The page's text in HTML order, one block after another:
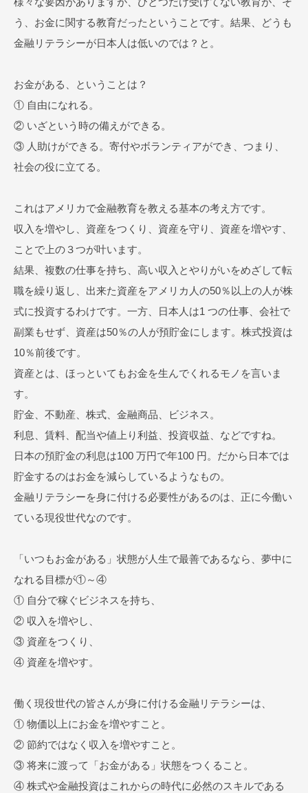
う、お金に関する教育だったということです。結果、どうも
金融リテラシーが日本人は低いのでは？と。
お金がある、ということは？
① 自由になれる。
② いざという時の備えができる。
③ 人助けができる。寄付やボランティアができ、つまり、
社会の役に立てる。
これはアメリカで金融教育を教える基本の考え方です。
収入を増やし、資産をつくり、資産を守り、資産を増やす、
ことで上の３つが叶います。
結果、複数の仕事を持ち、高い収入とやりがいをめざして転
職を繰り返し、出来た資産をアメリカ人の50％以上の人が株
式に投資するわけです。一方、日本人は1 つの仕事、会社で
副業もせず、資産は50％の人が預貯金にします。株式投資は
10％前後です。
資産とは、ほっといてもお金を生んでくれるモノを言いま
す。
貯金、不動産、株式、金融商品、ビジネス。
利息、賃料、配当や値上り利益、投資収益、などですね。
日本の預貯金の利息は100 万円で年100 円。だから日本では
貯金するのはお金を減らしているようなもの。
金融リテラシーを身に付ける必要性があるのは、正に今働い
ている現役世代なのです。
「いつもお金がある」状態が人生で最善であるなら、夢中に
なれる目標が①～④
① 自分で稼ぐビジネスを持ち、
② 収入を増やし、
③ 資産をつくり、
④ 資産を増やす。
働く現役世代の皆さんが身に付ける金融リテラシーは、
① 物価以上にお金を増やすこと。
② 節約ではなく収入を増やすこと。
③ 将来に渡って「お金がある」状態をつくること。
④ 株式や金融投資はこれからの時代に必然のスキルである